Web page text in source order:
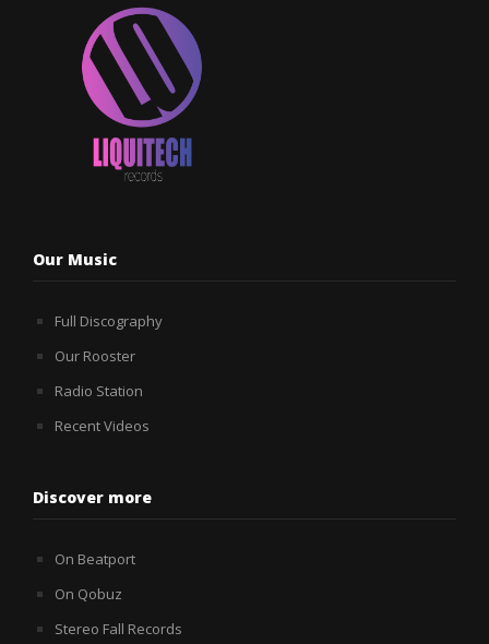
Our Music
Full Discography
Our Rooster
Radio Station
Recent Videos
Discover more
On Beatport
On Qobuz
Stereo Fall Records